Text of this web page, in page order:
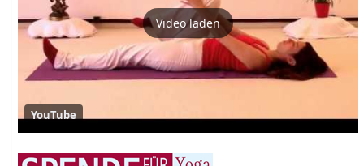
Video laden
YouTube